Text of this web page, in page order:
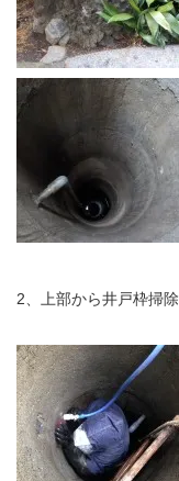
2、上部から井戸枠掃除